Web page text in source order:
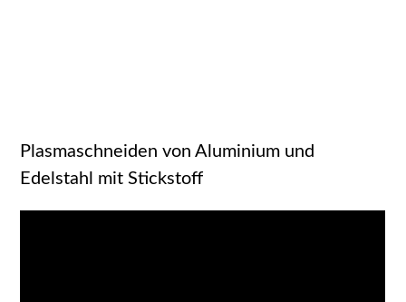
Plasmaschneiden von Aluminium und
Edelstahl mit Stickstoff